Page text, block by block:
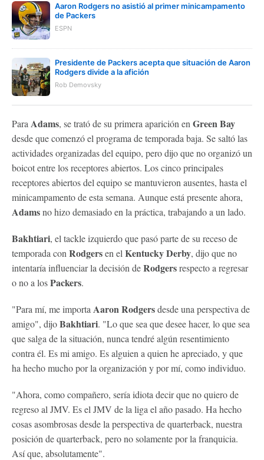
Aaron Rodgers no asistió al primer minicampamento
de Packers
ESPN
Presidente de Packers acepta que situación de Aaron
Rodgers divide a la afición
Rob Demovsky
Para Adams, se trató de su primera aparición en Green Bay
desde que comenzó el programa de temporada baja. Se saltó las
actividades organizadas del equipo, pero dijo que no organizó un
boicot entre los receptores abiertos. Los cinco principales
receptores abiertos del equipo se mantuvieron ausentes, hasta el
minicampamento de esta semana. Aunque está presente ahora,
Adamsno hizo demasiado en la práctica, trabajando a un lado.
Bakhtiari, el tackle izquierdo que pasó parte de su receso de
temporada con Rodgersen el Kentucky Derby, dijo que no
intentaría influenciar la decisión deRodgersrespecto a regresar
o no a losPackers.
"Para mí, me importa Aaron Rodgersdesde una perspectiva de
amigo", dijoBakhtiari. "Lo que sea que desee hacer, lo que sea
que salga de la situación, nunca tendré algún resentimiento
contra él. Es mi amigo. Es alguien a quien he apreciado, y que
ha hecho mucho por la organización y por mí, como individuo.
"Ahora, como compañero, sería idiota decir que no quiero de
regreso al JMV. Es el JMV de la liga el año pasado. Ha hecho
cosas asombrosas desde la perspectiva de quarterback, nuestra
posición de quarterback, pero no solamente por la franquicia.
Así que, absolutamente".